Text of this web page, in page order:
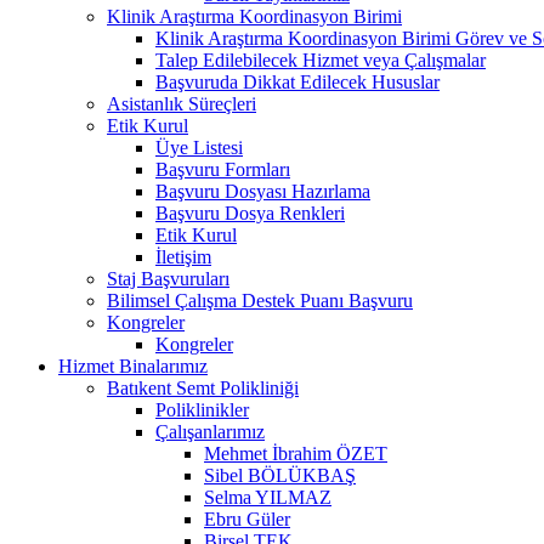
Klinik Araştırma Koordinasyon Birimi
Klinik Araştırma Koordinasyon Birimi Görev ve
Talep Edilebilecek Hizmet veya Çalışmalar
Başvuruda Dikkat Edilecek Hususlar
Asistanlık Süreçleri
Etik Kurul
Üye Listesi
Başvuru Formları
Başvuru Dosyası Hazırlama
Başvuru Dosya Renkleri
Etik Kurul
İletişim
Staj Başvuruları
Bilimsel Çalışma Destek Puanı Başvuru
Kongreler
Kongreler
Hizmet Binalarımız
Batıkent Semt Polikliniği
Poliklinikler
Çalışanlarımız
Mehmet İbrahim ÖZET
Sibel BÖLÜKBAŞ
Selma YILMAZ
Ebru Güler